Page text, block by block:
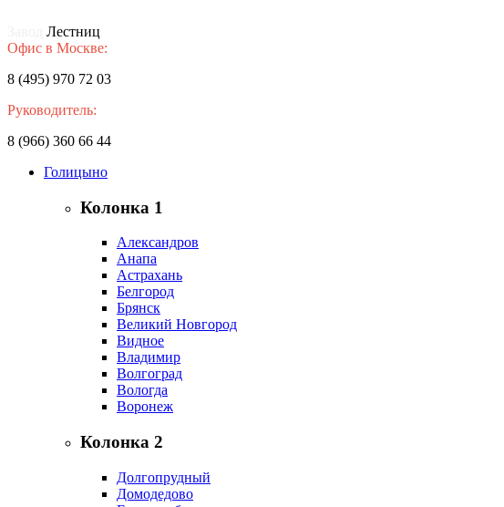
Лестниц
Офис в Москве:
8 (495) 970 72 03
Руководитель:
8 (966) 360 66 44
Голицыно
Колонка 1
Александров
Анапа
Астрахань
Белгород
Брянск
Великий Новгород
Видное
Владимир
Волгоград
Вологда
Воронеж
Колонка 2
Долгопрудный
Домодедово